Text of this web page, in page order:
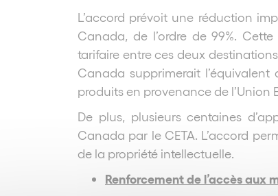
L’accord prévoit une réduction
Canada, de l’ordre de 99%.
tarifaire entre ces deux
Canada supprimerait
produits en provenance de l’Union
De plus, plusieurs centaines
Canada par le CETA. L’accord
de la propriété intellectuelle.
Renforcement de l’accès aux